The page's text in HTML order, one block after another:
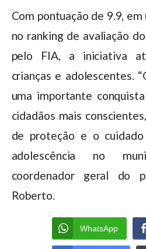
Com pontuação de 9.9,
no ranking de avaliação
pelo FIA, a iniciativa
crianças e adolescentes.
uma importante
cidadãos mais
de proteção e o
adolescência no
coordenador geral do
Roberto.
WhatsApp